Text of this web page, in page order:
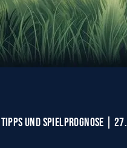
TIPPS UND SPIELPROGNOSE |